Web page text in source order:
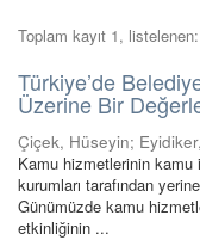
Toplam kayıt 1,
Türkiye’de
Üzerine Bir
Çiçek, Hüseyin;
Kamu hizmetlerinin
kurumları tarafından
Günümüzde kamu
etkinliğinin ...